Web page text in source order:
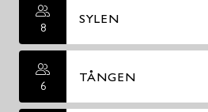
8
SYLEN
6
TÅNGEN